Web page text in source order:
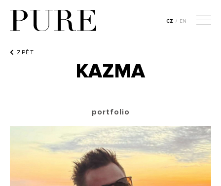
CZ / EN
ZPĚT
KAZMA
portfolio